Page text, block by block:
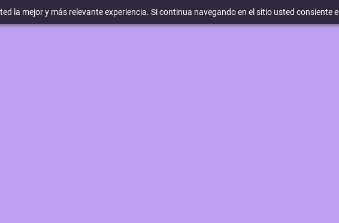
la mejor y más relevante experiencia. Si continua navegando en el sitio usted consiente